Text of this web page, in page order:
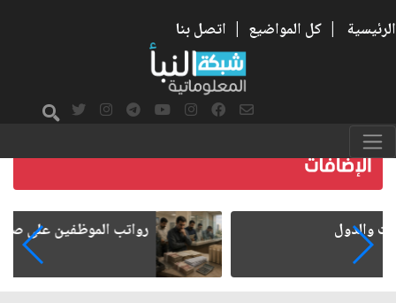
الرئيسية | كل المواضيع | اتصل بنا
رواتب الموظفين على صفيح ساخن